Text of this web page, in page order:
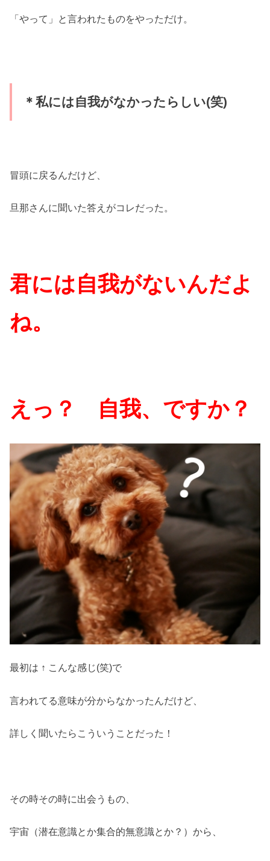
「やって」と言われたものをやっただけ。
＊私には自我がなかったらしい(笑)
冒頭に戻るんだけど、
旦那さんに聞いた答えがコレだった。
君には自我がないんだよ
ね。
えっ？ 自我、ですか？
最初は ↑ こんな感じ(笑)で
言われてる意味が分からなかったんだけど、
詳しく聞いたらこういうことだった！
その時その時に出会うもの、
宇宙（潜在意識とか集合的無意識とか？）から、